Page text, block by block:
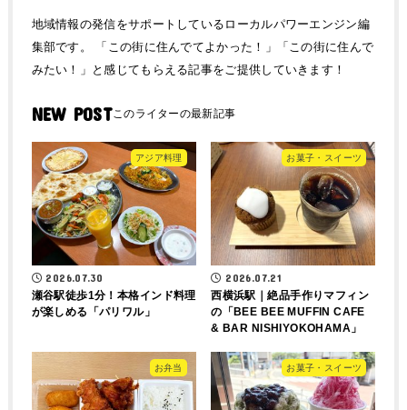
地域情報の発信をサポートしているローカルパワーエンジン編
集部です。 「この街に住んでてよかった！」「この街に住んで
みたい！」と感じてもらえる記事をご提供していきます！
NEW POST
アジア料理
2026.07.30
瀬谷駅徒歩1分！本格インド料理
が楽しめる「パリワル」
お菓子・スイーツ
2026.07.21
西横浜駅｜絶品手作りマフィン
の「BEE BEE MUFFIN CAFE
& BAR NISHIYOKOHAMA」
お弁当 お菓子・スイーツ